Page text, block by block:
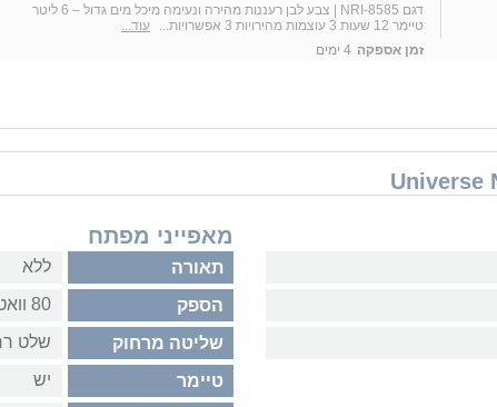
דגם NRI-8585 | צבע לבן רעננות מהירה ונעימה מיכל מים גדול – 6 ליטר
טיימר 12 שעות 3 עוצמות מהירויות 3 אפשרויות...
עוד...
זמן אספקה 4 ימים
מאפייני מפתח
תאורה ללא
הספק 80 וואט
שליטה מרחוק שלט
טיימר יש